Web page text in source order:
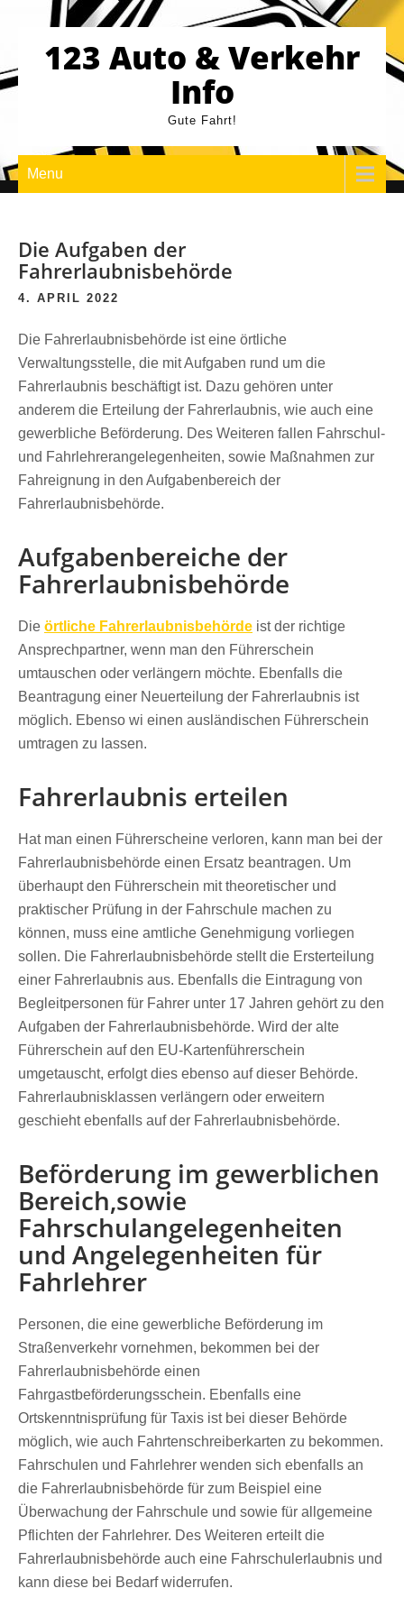
content123 Auto & Verkehr
Info
Gute Fahrt!
Menu
Die Aufgaben der
Fahrerlaubnisbehörde
4. APRIL 2022
Die Fahrerlaubnisbehörde ist eine örtliche
Verwaltungsstelle, die mit Aufgaben rund um die
Fahrerlaubnis beschäftigt ist. Dazu gehören unter
anderem die Erteilung der Fahrerlaubnis, wie auch eine
gewerbliche Beförderung. Des Weiteren fallen Fahrschul-
und Fahrlehrerangelegenheiten, sowie Maßnahmen zur
Fahreignung in den Aufgabenbereich der
Fahrerlaubnisbehörde.
Aufgabenbereiche der
Fahrerlaubnisbehörde
Die örtliche Fahrerlaubnisbehörde ist der richtige
Ansprechpartner, wenn man den Führerschein
umtauschen oder verlängern möchte. Ebenfalls die
Beantragung einer Neuerteilung der Fahrerlaubnis ist
möglich. Ebenso wi einen ausländischen Führerschein
umtragen zu lassen.
Fahrerlaubnis erteilen
Hat man einen Führerscheine verloren, kann man bei der
Fahrerlaubnisbehörde einen Ersatz beantragen. Um
überhaupt den Führerschein mit theoretischer und
praktischer Prüfung in der Fahrschule machen zu
können, muss eine amtliche Genehmigung vorliegen
sollen. Die Fahrerlaubnisbehörde stellt die Ersterteilung
einer Fahrerlaubnis aus. Ebenfalls die Eintragung von
Begleitpersonen für Fahrer unter 17 Jahren gehört zu den
Aufgaben der Fahrerlaubnisbehörde. Wird der alte
Führerschein auf den EU-Kartenführerschein
umgetauscht, erfolgt dies ebenso auf dieser Behörde.
Fahrerlaubnisklassen verlängern oder erweitern
geschieht ebenfalls auf der Fahrerlaubnisbehörde.
Beförderung im gewerblichen
Bereich,sowie
Fahrschulangelegenheiten
und Angelegenheiten für
Fahrlehrer
Personen, die eine gewerbliche Beförderung im
Straßenverkehr vornehmen, bekommen bei der
Fahrerlaubnisbehörde einen
Fahrgastbeförderungsschein. Ebenfalls eine
Ortskenntnisprüfung für Taxis ist bei dieser Behörde
möglich, wie auch Fahrtenschreiberkarten zu bekommen.
Fahrschulen und Fahrlehrer wenden sich ebenfalls an
die Fahrerlaubnisbehörde für zum Beispiel eine
Überwachung der Fahrschule und sowie für allgemeine
Pflichten der Fahrlehrer. Des Weiteren erteilt die
Fahrerlaubnisbehörde auch eine Fahrschulerlaubnis und
kann diese bei Bedarf widerrufen.